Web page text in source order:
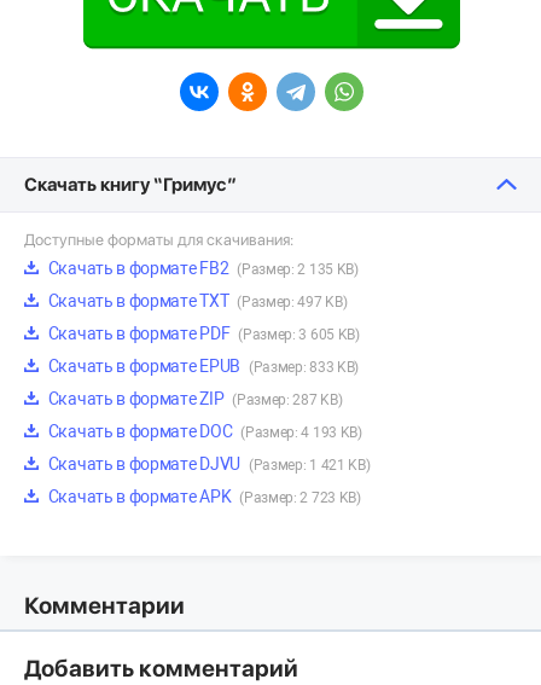
Скачать книгу “Гримус”
Доступные форматы для скачивания:
Скачать в формате FB2 (Размер: 2 135 KB)
Скачать в формате TXT (Размер: 497 KB)
Скачать в формате PDF (Размер: 3 605 KB)
Скачать в формате EPUB (Размер: 833 KB)
Скачать в формате ZIP (Размер: 287 KB)
Скачать в формате DOC (Размер: 4 193 KB)
Скачать в формате DJVU (Размер: 1 421 KB)
Скачать в формате APK (Размер: 2 723 KB)
Комментарии
Добавить комментарий